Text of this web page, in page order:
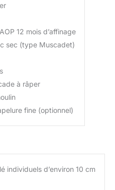
12 mois d’affinage
sec (type Muscadet)
à râper
fine (optionnel)
individuels d’environ 10 cm